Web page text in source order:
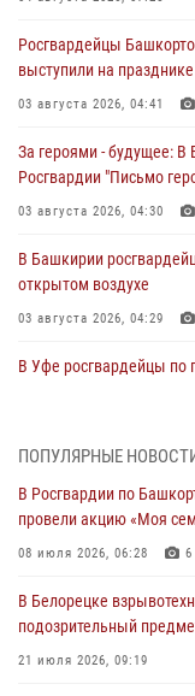
Росгвардейцы
выступили на
03 августа 2026, 04:41
За героями - будущее: В
Росгвардии "Письмо
03 августа 2026, 04:30
В Башкирии
открытом воздухе
03 августа 2026, 04:29
В Уфе росгвардейцы по
Башкортостана
30 июля 2026, 12:54
за преступления против
29 июля 2026, 12:01
ПОПУЛЯРНЫЕ
В Росгвардии по
провели акцию «Моя
08 июля 2026, 06:28 6
В Белорецке
подозрительный
21 июля 2026, 09:19